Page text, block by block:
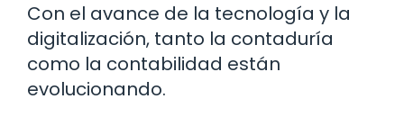
Con el avance de la tecnología y la
digitalización, tanto la contaduría
como la contabilidad están
evolucionando.